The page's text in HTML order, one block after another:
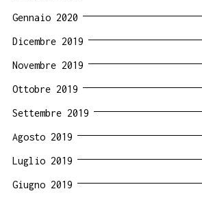
Gennaio 2020
Dicembre 2019
Novembre 2019
Ottobre 2019
Settembre 2019
Agosto 2019
Luglio 2019
Giugno 2019